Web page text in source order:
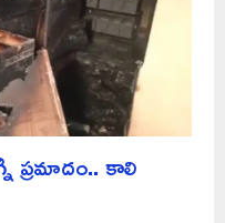
ప్రమాదం.. కాలి